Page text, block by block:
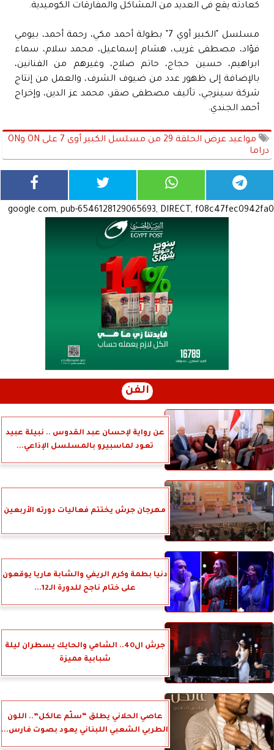
كعادته يقع فى العديد من المشاكل والمفارقات الكوميدية.
مسلسل "الكبير أوي 7" بطولة أحمد مكي، رحمة أحمد، بيومي
فؤاد، مصطفى غريب، هشام إسماعيل، محمد سلام، سماء
ابراهيم، حسين حجاج، حاتم صلاح، وغيرهم من الفنانين،
بالإضافة إلى ظهور عدد من ضيوف الشرف، والعمل من إنتاج
شركة سينرجي، تأليف مصطفى صقر، محمد عز الدين، وإخراج
أحمد الجندي.
مواعيد عرض الحلقة 29 من مسلسل الكبير أوى 7 على ON وON
دراما
google.com, pub-6546128129065693, DIRECT, f08c47fec0942fa0
الفن
عن رواية لإحسان عبد القدوس .. نبيلة عبيد
تعود لماسبيرو بالمسلسل الإذاعي...
مهرجان جرش يختتم فعاليات دورته الأربعين
دنيا بطمة وكرم الريفي والشابة ماريا يوقعون
على ختام ناجح للدورة الـ12...
جرش ال40.. الشامي والحايك يسطران ليلة
شبابية مميزة
عاصي الحلاني يطلق “سلّم عالكل”.. اللون
الطربي الشعبي اللبناني يعود بصوت فارس...